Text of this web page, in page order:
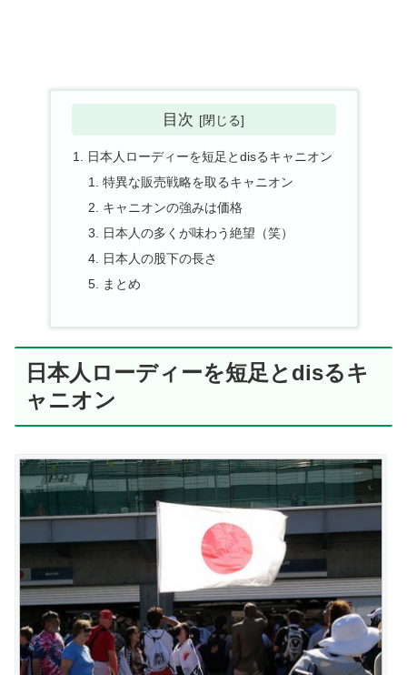
目次
日本人ローディーを短足とdisるキャニオン
特異な販売戦略を取るキャニオン
キャニオンの強みは価格
日本人の多くが味わう絶望（笑）
日本人の股下の長さ
まとめ
日本人ローディーを短足とdisるキ
ャニオン